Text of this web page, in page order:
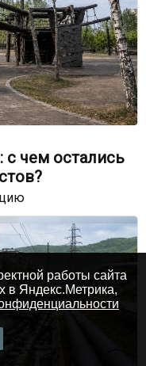
с чем остались
работы сайта
в Яндекс.Метрика,